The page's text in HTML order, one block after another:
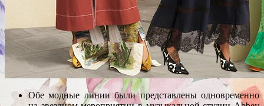
Обе модные линии были представлены одновременно